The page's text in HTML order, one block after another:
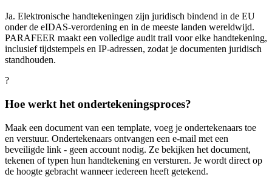
Ja. Elektronische handtekeningen zijn juridisch bindend in de EU
onder de eIDAS-verordening en in de meeste landen wereldwijd.
PARAFEER maakt een volledige audit trail voor elke handtekening,
inclusief tijdstempels en IP-adressen, zodat je documenten juridisch
standhouden.
?
Hoe werkt het ondertekeningsproces?
Maak een document van een template, voeg je ondertekenaars toe
en verstuur. Ondertekenaars ontvangen een e-mail met een
beveiligde link - geen account nodig. Ze bekijken het document,
tekenen of typen hun handtekening en versturen. Je wordt direct op
de hoogte gebracht wanneer iedereen heeft getekend.